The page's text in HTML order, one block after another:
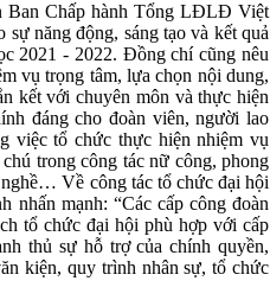
Ban Chấp hành Tổng LĐLĐ Việt
năng động, sáng tạo và kết quả
2021 - 2022. Đồng chí cũng nêu
vụ trọng tâm, lựa chọn nội dung,
kết với chuyên môn và thực hiện
đáng cho đoàn viên, người lao
việc tổ chức thực hiện nhiệm vụ
trong công tác nữ công, phong
Về công tác tổ chức đại hội
mạnh: “Các cấp công đoàn
tổ chức đại hội phù hợp với cấp
thủ sự hỗ trợ của chính quyền,
kiện, quy trình nhân sự, tổ chức